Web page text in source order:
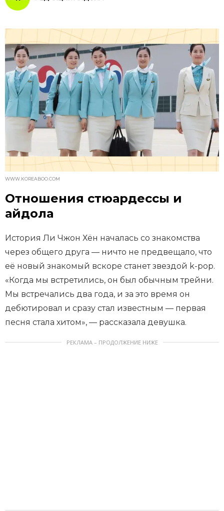
WWW.KOREABOO.COM
Отношения стюардессы и
айдола
История Ли Чжон Хён началась со знакомства
через общего друга — ничто не предвещало, что
её новый знакомый вскоре станет звездой k-pop.
«Когда мы встретились, он был обычным трейни.
Мы встречались два года, и за это время он
дебютировал и сразу стал известным — первая
песня стала хитом», — рассказала девушка.
РЕКЛАМА – ПРОДОЛЖЕНИЕ НИЖЕ